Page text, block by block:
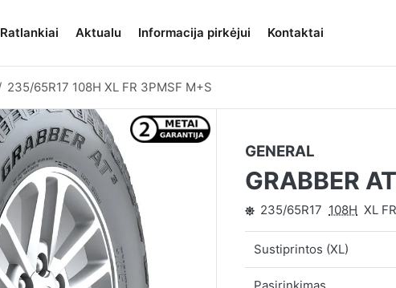
Ratlankiai Aktualu Informacija pirkėjui Kontaktai
235/65R17 108H XL FR 3PMSF M+S
GENERAL
GRABBER
235/65R17 108H XL
Sustiprintos (XL)
Pasirinkimas